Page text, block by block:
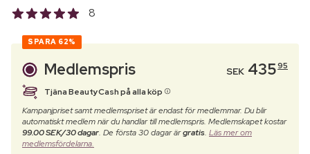
8
SPARA 62%
Medlemspris SEK 43595
Tjäna BeautyCash på alla köp
Kampanjpriset samt medlemspriset är endast för medlemmar. Du blir
automatiskt medlem när du handlar till medlemspris. Medlemskapet kostar
99.00 SEK/30 dagar. De första 30 dagar ärgratis. Läs mer om
medlemsfördelarna.